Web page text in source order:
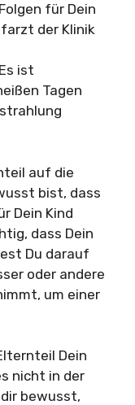
für Dein
der Klinik
ist
Tagen
auf die
bist, dass
Dein Kind
dass Dein
Du darauf
oder andere
um einer
Dein
nicht in der
bewusst,